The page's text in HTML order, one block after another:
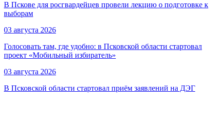
В Пскове для росгвардейцев провели лекцию о подготовке к
выборам
03 августа 2026
Голосовать там, где удобно: в Псковской области стартовал
проект «Мобильный избиратель»
03 августа 2026
В Псковской области стартовал приём заявлений на ДЭГ